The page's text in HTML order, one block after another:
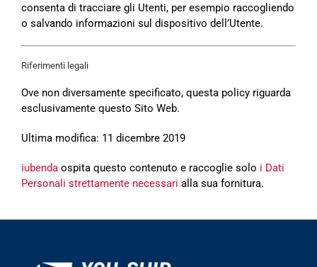
consenta di tracciare gli Utenti, per esempio raccogliendo
o salvando informazioni sul dispositivo dell’Utente.
Riferimenti legali
Ove non diversamente specificato, questa policy riguarda
esclusivamente questo Sito Web.
Ultima modifica: 11 dicembre 2019
iubenda ospita questo contenuto e raccoglie solo i Dati
Personali strettamente necessari alla sua fornitura.